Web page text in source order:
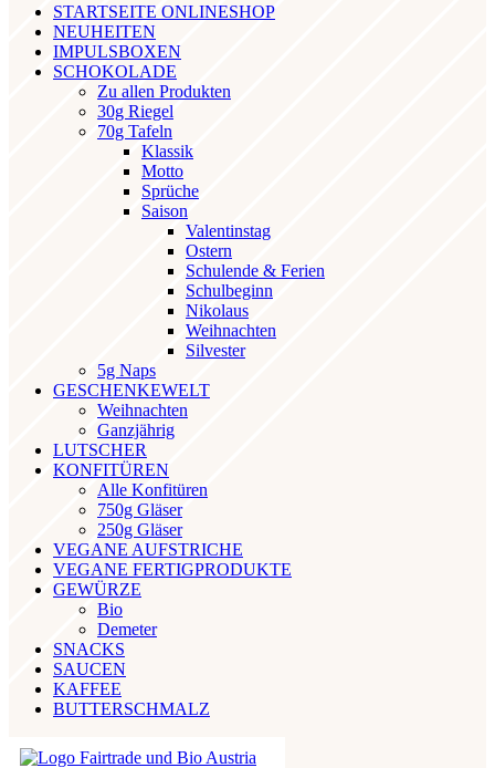
STARTSEITE ONLINESHOP
NEUHEITEN
IMPULSBOXEN
SCHOKOLADE
Zu allen Produkten
30g Riegel
70g Tafeln
Klassik
Motto
Sprüche
Saison
Valentinstag
Ostern
Schulende & Ferien
Schulbeginn
Nikolaus
Weihnachten
Silvester
5g Naps
GESCHENKEWELT
Weihnachten
Ganzjährig
LUTSCHER
KONFITÜREN
Alle Konfitüren
750g Gläser
250g Gläser
VEGANE AUFSTRICHE
VEGANE FERTIGPRODUKTE
GEWÜRZE
Bio
Demeter
SNACKS
SAUCEN
KAFFEE
BUTTERSCHMALZ